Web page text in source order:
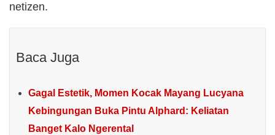
netizen.
Baca Juga
Gagal Estetik, Momen Kocak Mayang Lucyana
Kebingungan Buka Pintu Alphard: Keliatan
Banget Kalo Ngerental